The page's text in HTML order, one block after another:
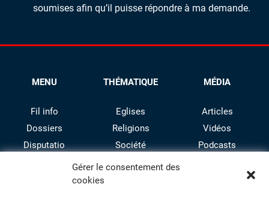
Gérer le consentement des
cookies
soumises afin qu’il puisse répondre à ma demande.
MENU
Fil info
Dossiers
Disputatio
THÉMATIQUE
Eglises
Religions
Société
Culture
MÉDIA
Articles
Vidéos
Podcasts